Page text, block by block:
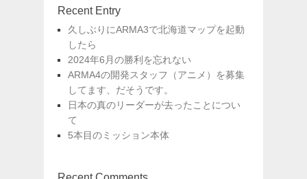
ョ
ン
Recent Entry
久しぶりにARMA3で北海道マップを起動
したら
2024年6月の勝利を忘れない
ARMA4の開発スタッフ（アニメ）を募集
してます、だそうです。
日本の真のリーダーが去ったことについ
て
5本目のミッション本体